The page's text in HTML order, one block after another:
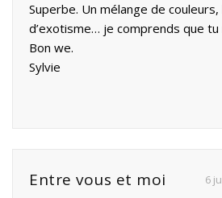
Superbe. Un mélange de
d’exotisme… je comprends que
Bon we.
Sylvie
Entre vous et moi 6